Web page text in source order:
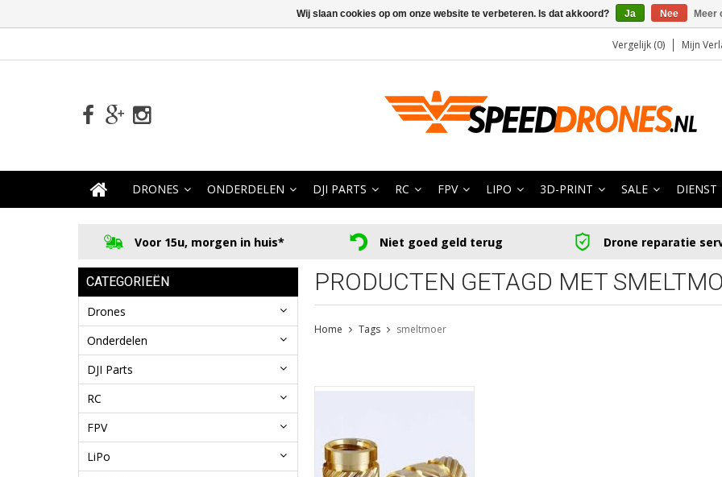
Vergelijk (0) Mijn
DRONES ONDERDELEN DJI PARTS RC FPV LIPO 3D-PRINT SALE DIENST
Voor 15u, morgen in huis* Niet goed geld terug Drone reparatie
CATEGORIEËN
Drones
Onderdelen
DJI Parts
RC
FPV
LiPo
PRODUCTEN GETAGD MET
Home Tags smeltmoer
Wij slaan cookies op om onze website te verbeteren. Is dat akkoord? Ja Nee Meer